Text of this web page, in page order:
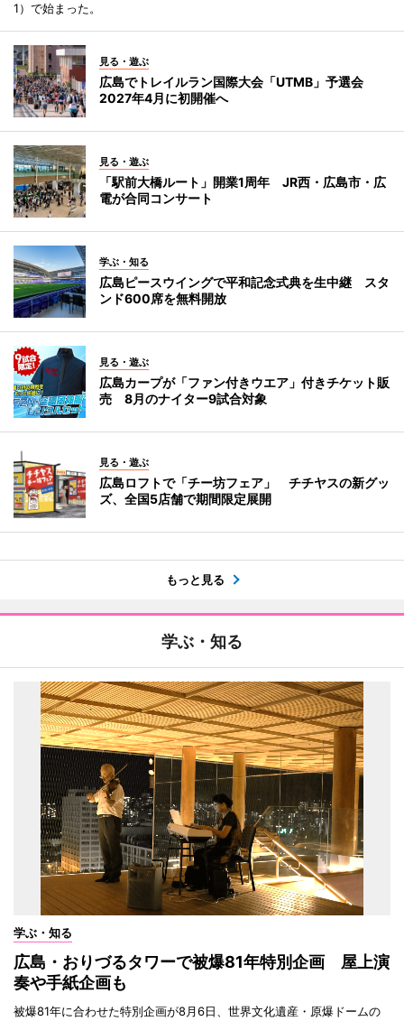
1）で始まった。
見る・遊ぶ
広島でトレイルラン国際大会「UTMB」予選会
2027年4月に初開催へ
見る・遊ぶ
「駅前大橋ルート」開業1周年 JR西・広島市・広
電が合同コンサート
学ぶ・知る
広島ピースウイングで平和記念式典を生中継 スタ
ンド600席を無料開放
見る・遊ぶ
広島カープが「ファン付きウエア」付きチケット販
売 8月のナイター9試合対象
見る・遊ぶ
広島ロフトで「チー坊フェア」 チチヤスの新グッ
ズ、全国5店舗で期間限定展開
もっと見る
学ぶ・知る
学ぶ・知る
広島・おりづるタワーで被爆81年特別企画 屋上演
奏や手紙企画も
被爆81年に合わせた特別企画が8月6日、世界文化遺産・原爆ドームの